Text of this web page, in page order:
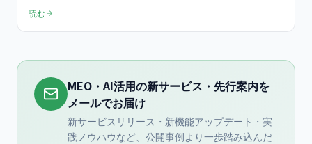
定までを中小企業向けにまとめた実践ガイドです。検索結果ページ
読む
MEO・AI活用の新サービス・先行案内を
メールでお届け
新サービスリリース・新機能アップデート・実
践ノウハウなど、公開事例より一歩踏み込んだ